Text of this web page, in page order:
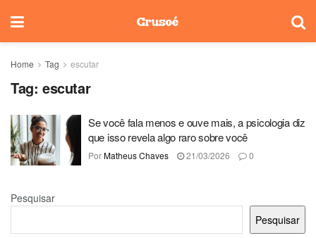
Home Tag escutar
Tag: escutar
Se você fala menos e ouve mais, a psicologia diz
que isso revela algo raro sobre você
PorMatheus Chaves 21/03/2026 0
Pesquisar
Pesquisar